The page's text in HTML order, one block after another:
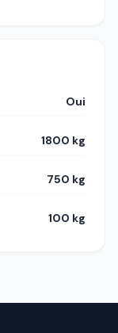
Oui
1800 kg
750 kg
100 kg